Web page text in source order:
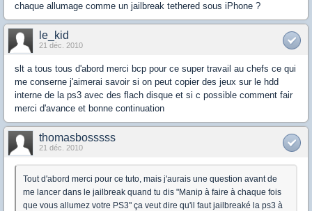
chaque allumage comme un jailbreak tethered sous iPhone ?
le_kid
21 déc. 2010
slt a tous tous d'abord merci bcp pour ce super travail au chefs ce qui
me conserne j'aimerai savoir si on peut copier des jeux sur le hdd
interne de la ps3 avec des flach disque et si c possible comment fair
merci d'avance et bonne continuation
thomasbosssss
21 déc. 2010
Tout d'abord merci pour ce tuto, mais j'aurais une question avant de
me lancer dans le jailbreak quand tu dis "Manip à faire à chaque fois
que vous allumez votre PS3" ça veut dire qu'il faut jailbreaké la ps3 à